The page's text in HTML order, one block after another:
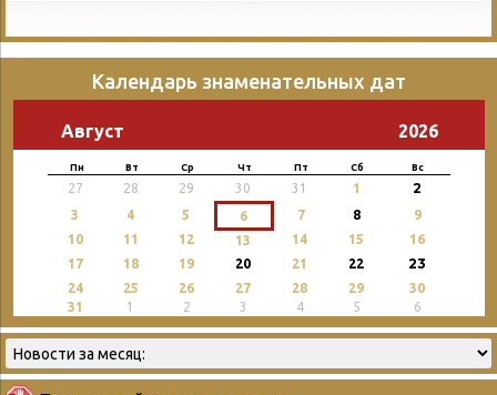
Календарь знаменательных дат
Август 2026
Пн Вт Ср Чт Пт Сб Вс
27 28 29 30 31 1 2
3 4 5 6 7 8
9
10
11 12 13 14 15
16
17
18 19 20 21 22 23
24 25 26 27 28 29
30
31
1 2 3 4 5 6